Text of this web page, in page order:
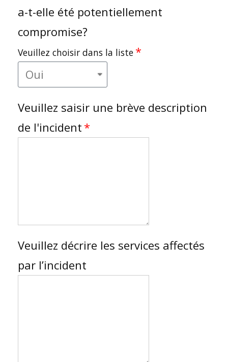
a-t-elle été potentiellement
compromise?
Veuillez choisir dans la liste
Veuillez saisir une brève description
de l'incident
Veuillez décrire les services affectés
par l’incident